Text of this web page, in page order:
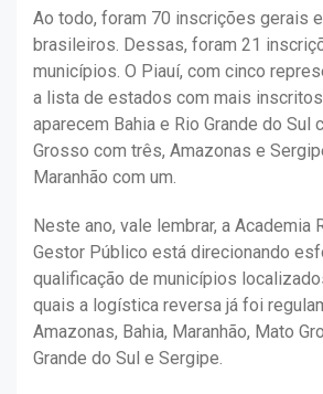
Ao todo, foram 70 inscrições gerais
brasileiros. Dessas, foram 21
municípios. O Piauí, com cinco
a lista de estados com mais
aparecem Bahia e Rio Grande do Sul
Grosso com três, Amazonas e
Maranhão com um.
Neste ano, vale lembrar, a Academia
Gestor Público está direcionando
qualificação de municípios
quais a logística reversa já foi
Amazonas, Bahia, Maranhão, Mato
Grande do Sul e Sergipe.